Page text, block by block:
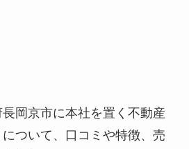
岡京市に本社を置く不動産
ついて、口コミや特徴、売